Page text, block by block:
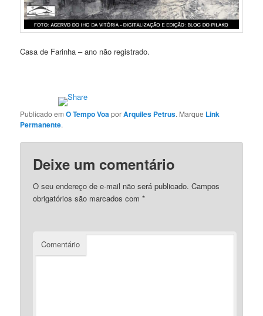
Casa de Farinha – ano não registrado.
Publicado emO Tempo VoaporArquiles Petrus. Marque Link
Permanente.
Deixe um comentário
O seu endereço de e-mail não será publicado. Campos
obrigatórios são marcados com*
Comentário